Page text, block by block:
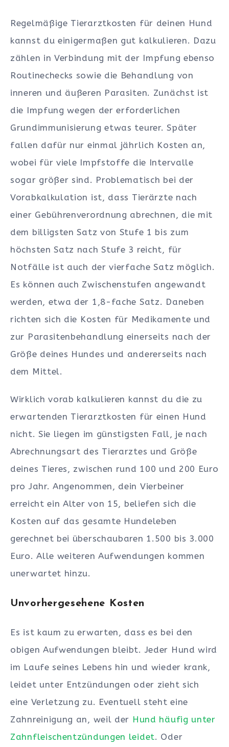
Regelmäßige Tierarztkosten für deinen Hund
kannst du einigermaßen gut kalkulieren. Dazu
zählen in Verbindung mit der Impfung ebenso
Routinechecks sowie die Behandlung von
inneren und äußeren Parasiten. Zunächst ist
die Impfung wegen der erforderlichen
Grundimmunisierung etwas teurer. Später
fallen dafür nur einmal jährlich Kosten an,
wobei für viele Impfstoffe die Intervalle
sogar größer sind. Problematisch bei der
Vorabkalkulation ist, dass Tierärzte nach
einer Gebührenverordnung abrechnen, die mit
dem billigsten Satz von Stufe 1 bis zum
höchsten Satz nach Stufe 3 reicht, für
Notfälle ist auch der vierfache Satz möglich.
Es können auch Zwischenstufen angewandt
werden, etwa der 1,8-fache Satz. Daneben
richten sich die Kosten für Medikamente und
zur Parasitenbehandlung einerseits nach der
Größe deines Hundes und andererseits nach
dem Mittel.
Wirklich vorab kalkulieren kannst du die zu
erwartenden Tierarztkosten für einen Hund
nicht. Sie liegen im günstigsten Fall, je nach
Abrechnungsart des Tierarztes und Größe
deines Tieres, zwischen rund 100 und 200 Euro
pro Jahr. Angenommen, dein Vierbeiner
erreicht ein Alter von 15, beliefen sich die
Kosten auf das gesamte Hundeleben
gerechnet bei überschaubaren 1.500 bis 3.000
Euro. Alle weiteren Aufwendungen kommen
unerwartet hinzu.
Unvorhergesehene Kosten
Es ist kaum zu erwarten, dass es bei den
obigen Aufwendungen bleibt. Jeder Hund wird
im Laufe seines Lebens hin und wieder krank,
leidet unter Entzündungen oder zieht sich
eine Verletzung zu. Eventuell steht eine
Zahnreinigung an, weil der Hund häufig unter
Zahnfleischentzündungen leidet. Oder